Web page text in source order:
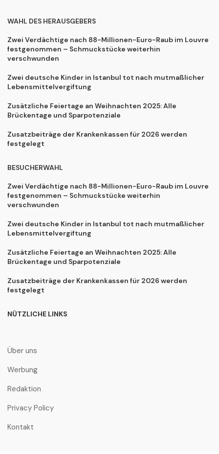
WAHL DES HERAUSGEBERS
Zwei Verdächtige nach 88-Millionen-Euro-Raub im Louvre
festgenommen – Schmuckstücke weiterhin
verschwunden
Zwei deutsche Kinder in Istanbul tot nach mutmaßlicher
Lebensmittelvergiftung
Zusätzliche Feiertage an Weihnachten 2025: Alle
Brückentage und Sparpotenziale
Zusatzbeiträge der Krankenkassen für 2026 werden
festgelegt
BESUCHERWAHL
Zwei Verdächtige nach 88-Millionen-Euro-Raub im Louvre
festgenommen – Schmuckstücke weiterhin
verschwunden
Zwei deutsche Kinder in Istanbul tot nach mutmaßlicher
Lebensmittelvergiftung
Zusätzliche Feiertage an Weihnachten 2025: Alle
Brückentage und Sparpotenziale
Zusatzbeiträge der Krankenkassen für 2026 werden
festgelegt
NÜTZLICHE LINKS
Über uns
Werbung
Redaktion
Privacy Policy
Kontakt